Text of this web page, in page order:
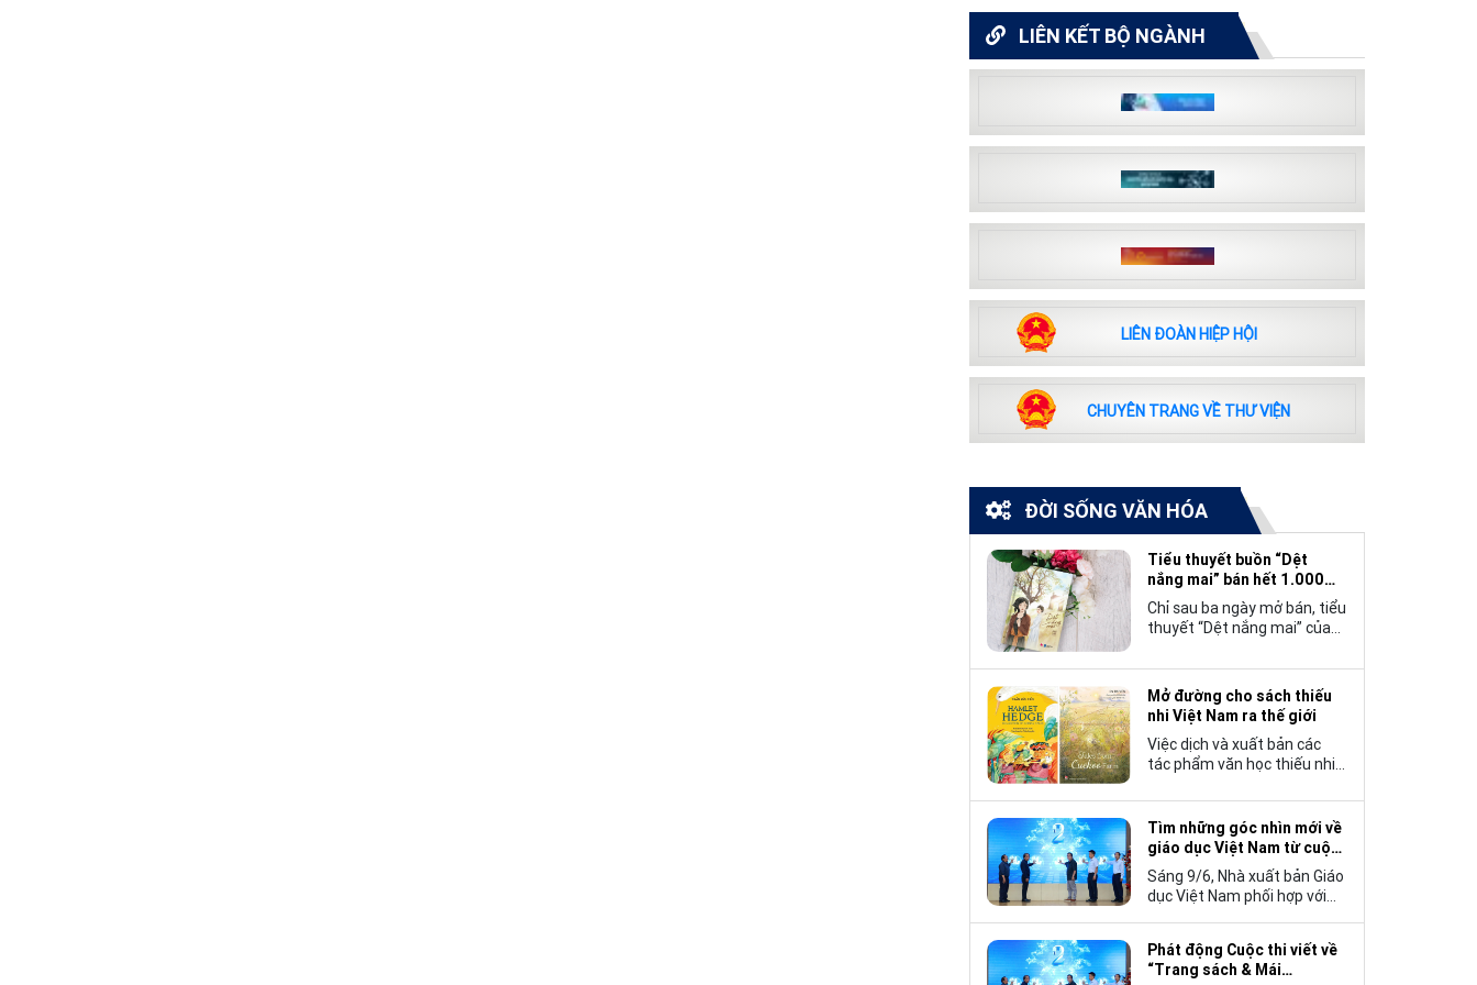
LIÊN KẾT BỘ NGÀNH
LIÊN ĐOÀN HIỆP HỘI
CHUYÊN TRANG VỀ THƯ VIỆN
ĐỜI SỐNG VĂN HÓA
Tiểu thuyết buồn “Dệt
nắng mai” bán hết 1.000
bản trong 3 ngày
Chỉ sau ba ngày mở bán, tiểu
thuyết “Dệt nắng mai” của
nên một hiện tượng đáng
chú ý trong làng văn chương
trẻ khi cán mốc 1.000 bản
tiêu thụ.
Mở đường cho sách thiếu
nhi Việt Nam ra thế giới
Việc dịch và xuất bản các
tác phẩm văn học thiếu nhi
không chỉ mở rộng cơ hội
tiếp cận cho độc giả quốc tế,
mà còn góp phần đưa những
câu chuyện mang đậm bản
sắc văn hóa Việt Nam bước
ra thế giới.
Tìm những góc nhìn mới về
giáo dục Việt Nam từ cuộc
thi viết “Trang sách và Mái
trường”
Sáng 9/6, Nhà xuất bản Giáo
dục Việt Nam phối hợp với
viết về “Trang sách và Mái
trường”, hướng tới kỷ niệm
Phát động Cuộc thi viết về
“Trang sách & Mái